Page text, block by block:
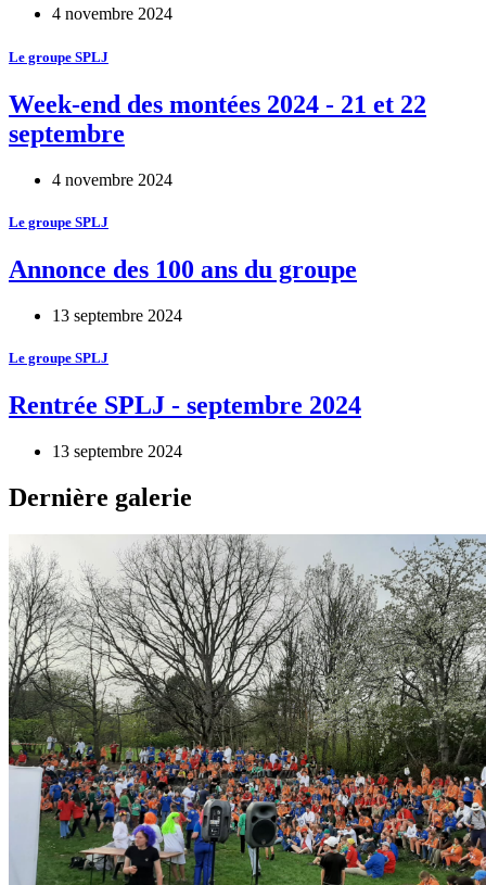
4 novembre 2024
Le groupe SPLJ
Week-end des montées 2024 - 21 et 22
septembre
4 novembre 2024
Le groupe SPLJ
Annonce des 100 ans du groupe
13 septembre 2024
Le groupe SPLJ
Rentrée SPLJ - septembre 2024
13 septembre 2024
Dernière galerie